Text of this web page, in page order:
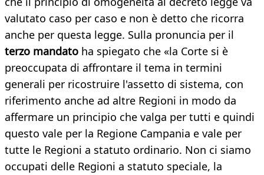
valutato caso per caso e non è detto che ricorra
anche per questa legge. Sulla pronuncia per il
terzo mandato ha spiegato che «la Corte si è
preoccupata di affrontare il tema in termini
generali per ricostruire l'assetto di sistema, con
riferimento anche ad altre Regioni in modo da
affermare un principio che valga per tutti e quindi
questo vale per la Regione Campania e vale per
tutte le Regioni a statuto ordinario. Non ci siamo
occupati delle Regioni a statuto speciale, la